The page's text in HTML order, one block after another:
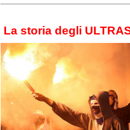
La storia degli